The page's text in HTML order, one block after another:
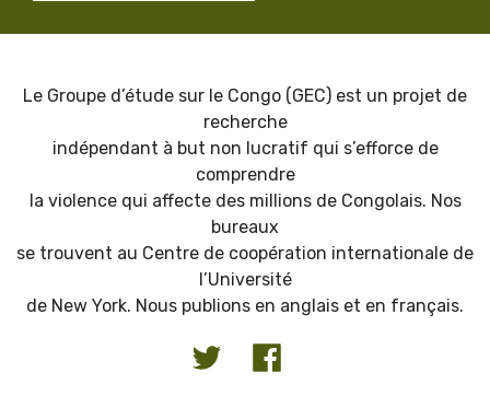
Le Groupe d’étude sur le Congo (GEC) est un projet de
recherche
indépendant à but non lucratif qui s’efforce de
comprendre
la violence qui affecte des millions de Congolais. Nos
bureaux
se trouvent au Centre de coopération internationale de
l’Université
de New York. Nous publions en anglais et en français.